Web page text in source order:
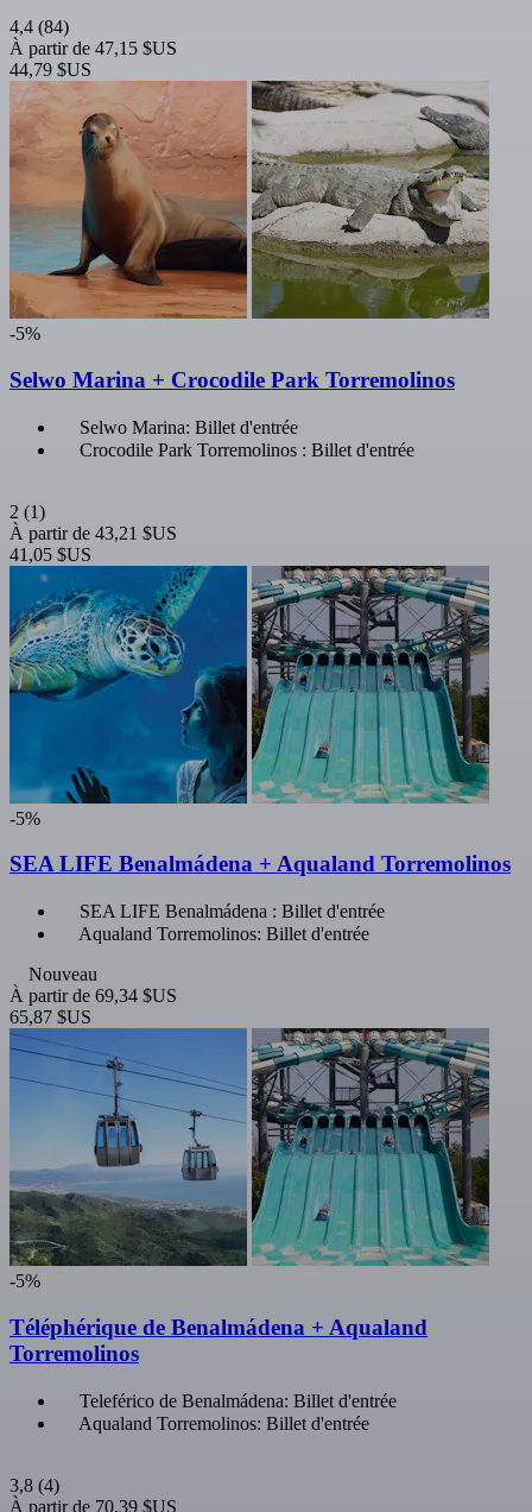
4,4 (84)
À partir de 47,15 $US
44,79 $US
-5%
Selwo Marina + Crocodile Park Torremolinos
Selwo Marina: Billet d'entrée
Crocodile Park Torremolinos : Billet d'entrée
2 (1)
À partir de 43,21 $US
41,05 $US
-5%
SEA LIFE Benalmádena + Aqualand Torremolinos
SEA LIFE Benalmádena : Billet d'entrée
Aqualand Torremolinos: Billet d'entrée
Nouveau
À partir de 69,34 $US
65,87 $US
-5%
Téléphérique de Benalmádena + Aqualand
Torremolinos
Teleférico de Benalmádena: Billet d'entrée
Aqualand Torremolinos: Billet d'entrée
3,8 (4)
À partir de 70,39 $US